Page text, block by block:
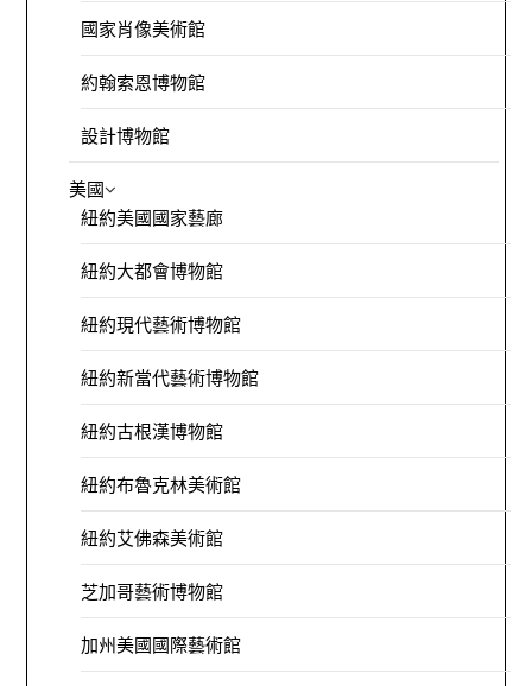
國家肖像美術館
約翰索恩博物館
設計博物館
美國
紐約美國國家藝廊
紐約大都會博物館
紐約現代藝術博物館
紐約新當代藝術博物館
紐約古根漢博物館
紐約布魯克林美術館
紐約艾佛森美術館
芝加哥藝術博物館
加州美國國際藝術館